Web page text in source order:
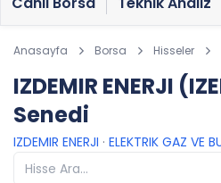
Anasayfa Borsa Hisseler
IZDEMIR ENERJI
Senedi
IZDEMIR ENERJI · ELEKTRIK GAZ VE